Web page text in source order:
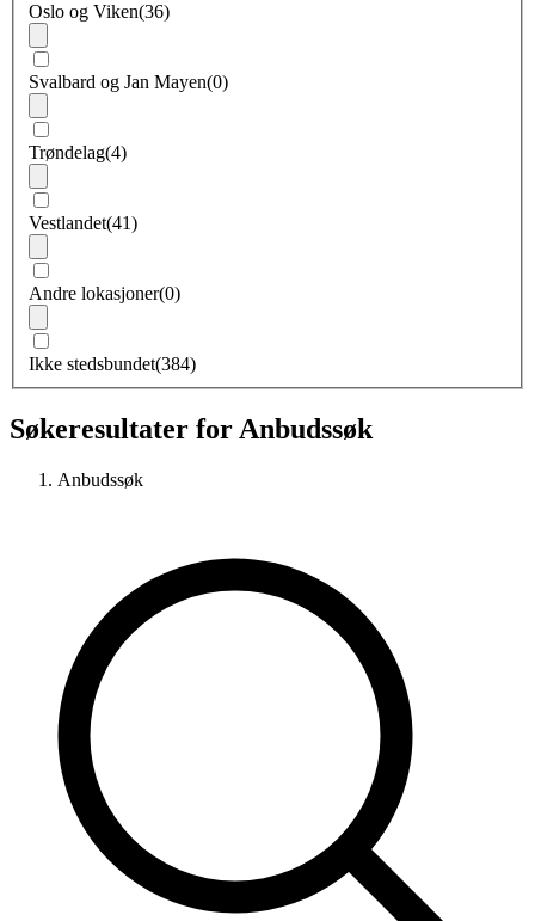
Oslo og Viken(36)
Svalbard og Jan Mayen(0)
Trøndelag(4)
Vestlandet(41)
Andre lokasjoner(0)
Ikke stedsbundet(384)
Søkeresultater for Anbudssøk
Anbudssøk